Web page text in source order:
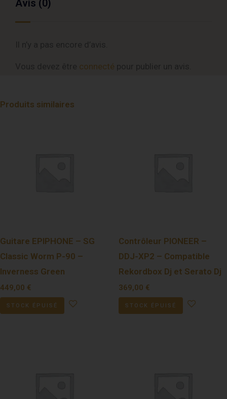
Avis (0)
connecté
Produits similaires
Guitare EPIPHONE – SG
Classic Worm P-90 –
Inverness Green
449,00 €
STOCK ÉPUISÉ
Contrôleur PIONEER –
DDJ-XP2 – Compatible
Rekordbox Dj et Serato Dj
369,00 €
STOCK ÉPUISÉ